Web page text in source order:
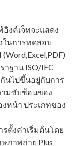
งค์เจ็ทจะแสดง
ในการทดสอบ
ฐาน ISO/IEC
นไปขึ้นอยู่กับการ
ามซับซ้อนของ
หน้า ประเภทของ
ตั้งค่าเริ่มต้นโดย
ภาพถ่าย Plus